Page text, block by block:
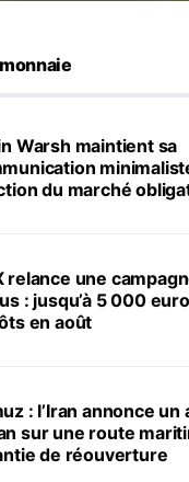
Warsh maintient sa
du marché
relance une
: jusqu’à 5 000
en août
: l’Iran annonce un
sur une route
de réouverture